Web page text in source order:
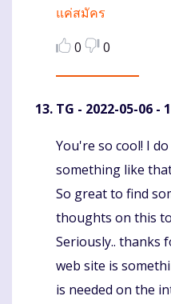
แค่สมัคร
0
0
TG - 2022-05-06 -
Komentaras
You're so cool! I
something like
So great to find
thoughts on this
Seriously.. thanks
web site is
is needed on the